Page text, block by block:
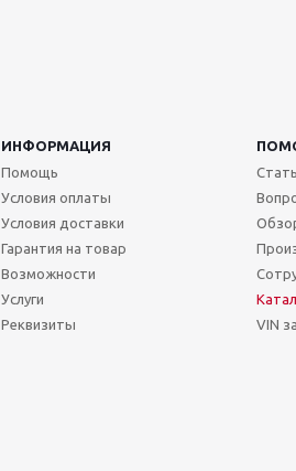
ИНФОРМАЦИЯ
Помощь
Условия оплаты
Условия доставки
Гарантия на товар
Возможности
Услуги
Реквизиты
VIN